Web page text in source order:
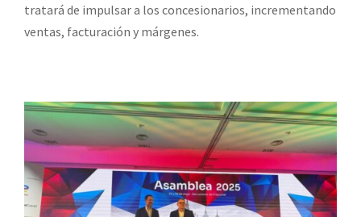
tratará de impulsar a los concesionarios, incrementando
ventas, facturación y márgenes.